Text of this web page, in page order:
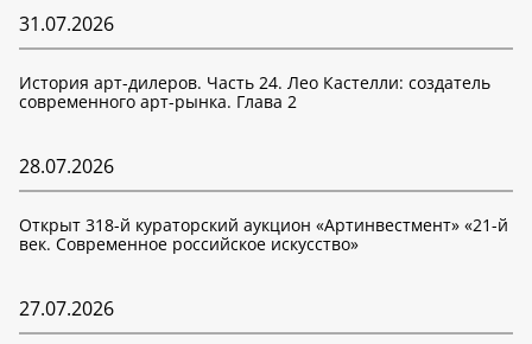
31.07.2026
История арт-дилеров. Часть 24. Лео Кастелли: создатель
современного арт-рынка. Глава 2
28.07.2026
Открыт 318-й кураторский аукцион «Артинвестмент» «21-й
век. Современное российское искусство»
27.07.2026